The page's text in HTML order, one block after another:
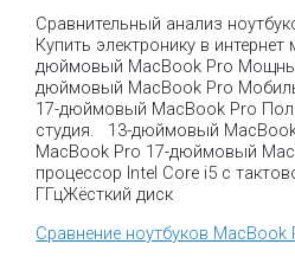
Сравнительный анализ
Купить электронику в
дюймовый MacBook Pro
дюймовый MacBook Pro
17-дюймовый MacBook Pro
студия. 13-дюймовый
MacBook Pro 17-дюймовый
процессор Intel Core i5 с
ГГцЖёсткий диск
Сравнение ноутбуков MacBook